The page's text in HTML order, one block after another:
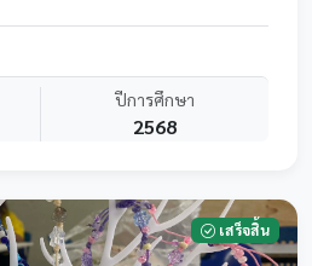
ปีการศึกษา
2568
เสร็จสิ้น